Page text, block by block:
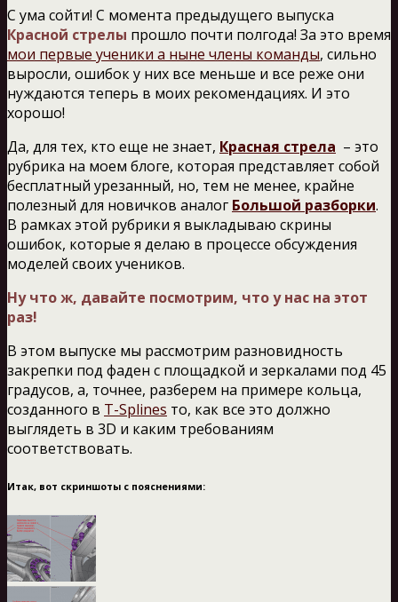
С ума сойти! С момента предыдущего выпуска
Красной стрелы прошло почти полгода! За это время
мои первые ученики а ныне члены команды, сильно
выросли, ошибок у них все меньше и все реже они
нуждаются теперь в моих рекомендациях. И это
хорошо!
Да, для тех, кто еще не знает, Красная стрела – это
рубрика на моем блоге, которая представляет собой
бесплатный урезанный, но, тем не менее, крайне
полезный для новичков аналог Большой разборки.
В рамках этой рубрики я выкладываю скрины
ошибок, которые я делаю в процессе обсуждения
моделей своих учеников.
Ну что ж, давайте посмотрим, что у нас на этот
раз!
В этом выпуске мы рассмотрим разновидность
закрепки под фаден с площадкой и зеркалами под 45
градусов, а, точнее, разберем на примере кольца,
созданного в T-Splines то, как все это должно
выглядеть в 3D и каким требованиям
соответствовать.
Итак, вот скриншоты с пояснениями: